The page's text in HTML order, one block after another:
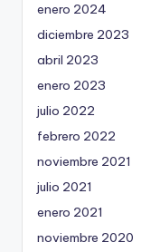
enero 2024
diciembre 2023
abril 2023
enero 2023
julio 2022
febrero 2022
noviembre 2021
julio 2021
enero 2021
noviembre 2020